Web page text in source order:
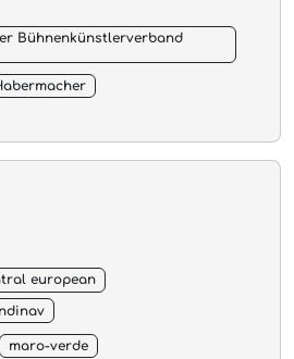
Bühnenkünstlerverband
european
maro-verde